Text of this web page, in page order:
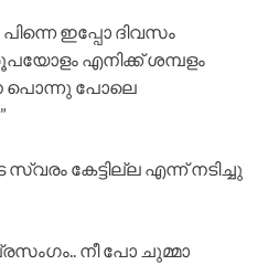
പിന്നെ ഇപ്പോ ദിവസം
എനിക്ക് ശമ്പളം
പൊന്നു പോലെ
കേട്ടില്ല എന്ന് നടിച്ചു
നീ പോ ചുമ്മാ